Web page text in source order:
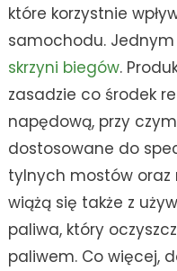
które korzystnie
samochodu.
skrzyni biegów.
zasadzie co środek
napędową, przy
dostosowane do
tylnych mostów oraz
wiążą się także z
paliwa, który
paliwem. Co więcej,